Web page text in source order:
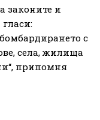
законите и
с
села, жилища
припомня